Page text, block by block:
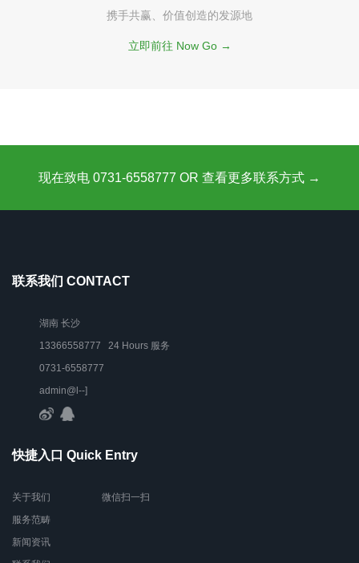
携手共赢、价值创造的发源地
立即前往 Now Go →
现在致电 0731-6558777 OR 查看更多联系方式 →
联系我们 CONTACT
湖南 长沙
13366558777 24 Hours 服务
0731-6558777
admin@l--]
快捷入口 Quick Entry
关于我们
服务范畴
新闻资讯
微信扫一扫